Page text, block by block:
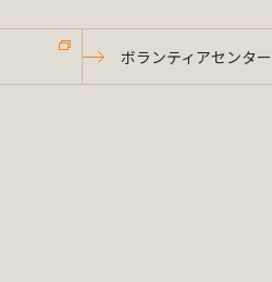
ボランティアセンター